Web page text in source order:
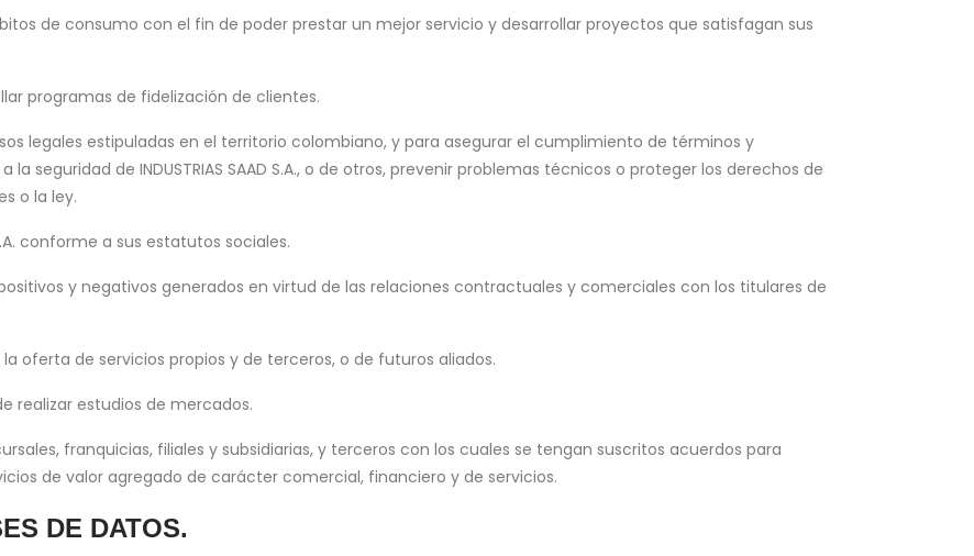
de consumo con el fin de poder prestar un mejor servicio y desarrollar proyectos que satisfagan sus
programas de fidelización de clientes.
legales estipuladas en el territorio colombiano, y para asegurar el cumplimiento de términos y
seguridad de INDUSTRIAS SAAD S.A., o de otros, prevenir problemas técnicos o proteger los derechos de
o la ley.
conforme a sus estatutos sociales.
y negativos generados en virtud de las relaciones contractuales y comerciales con los titulares de
oferta de servicios propios y de terceros, o de futuros aliados.
realizar estudios de mercados.
franquicias, filiales y subsidiarias, y terceros con los cuales se tengan suscritos acuerdos para
de valor agregado de carácter comercial, financiero y de servicios.
DE DATOS.